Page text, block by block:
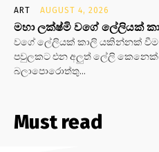
ART AUGUST 4, 2026
මහා ලක්ෂ්මි වගේ ලේලියක්
වගේ ලේලියක් කාලි යකින්නක් වීම
පවුලකට එන අලුත් ලේලි
බලාපොරොත්තු...
Must read